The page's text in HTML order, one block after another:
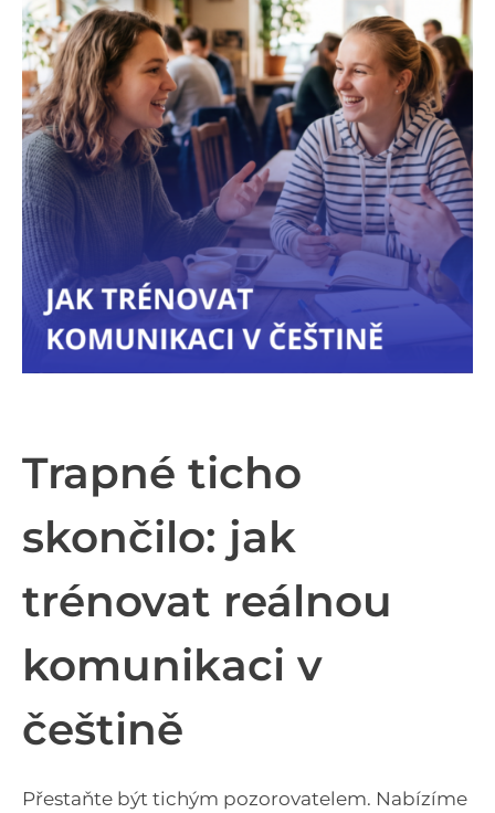
Trapné ticho
skončilo: jak
trénovat reálnou
komunikaci v
češtině
Přestaňte být tichým pozorovatelem. Nabízíme